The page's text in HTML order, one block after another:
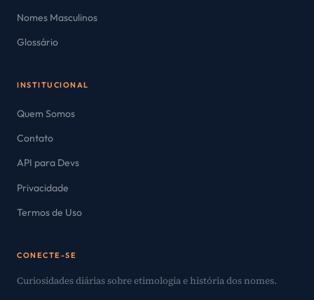
Nomes Masculinos
Glossário
INSTITUCIONAL
Quem Somos
Contato
API para Devs
Privacidade
Termos de Uso
CONECTE-SE
Curiosidades diárias sobre etimologia e história dos nomes.